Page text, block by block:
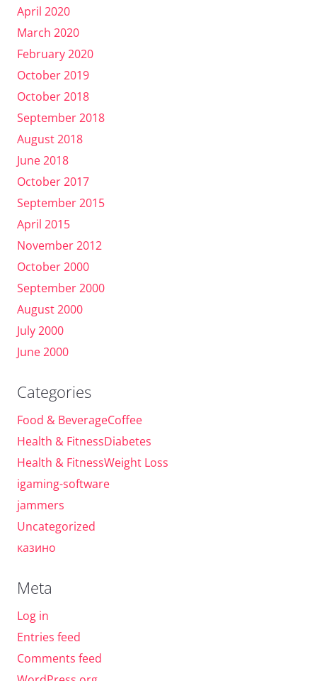
April 2020
March 2020
February 2020
October 2019
October 2018
September 2018
August 2018
June 2018
October 2017
September 2015
April 2015
November 2012
October 2000
September 2000
August 2000
July 2000
June 2000
Categories
Food & BeverageCoffee
Health & FitnessDiabetes
Health & FitnessWeight Loss
igaming-software
jammers
Uncategorized
казино
Meta
Log in
Entries feed
Comments feed